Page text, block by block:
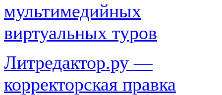
мультимедийных
виртуальных туров
Литредактор.ру —
корректорская правка